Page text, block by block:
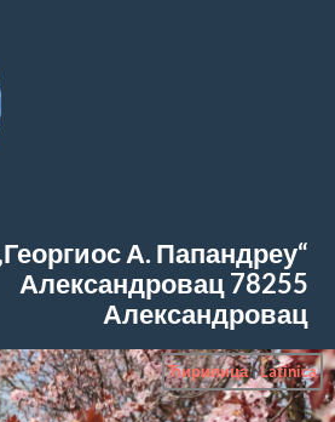
А. Папандреу“
Александровац78255
Александровац
Ћирилица|Latinica